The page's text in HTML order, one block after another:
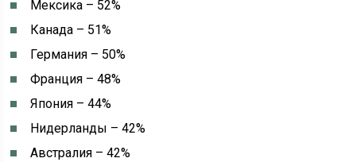
Мексика – 52%
Канада – 51%
Германия – 50%
Франция – 48%
Япония – 44%
Нидерланды – 42%
Австралия – 42%